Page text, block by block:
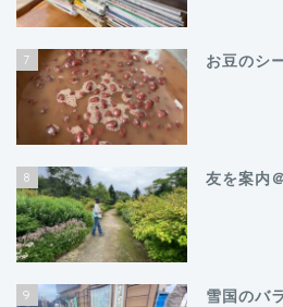
7 お豆のシ
8 友を案内
9 雪国のバ